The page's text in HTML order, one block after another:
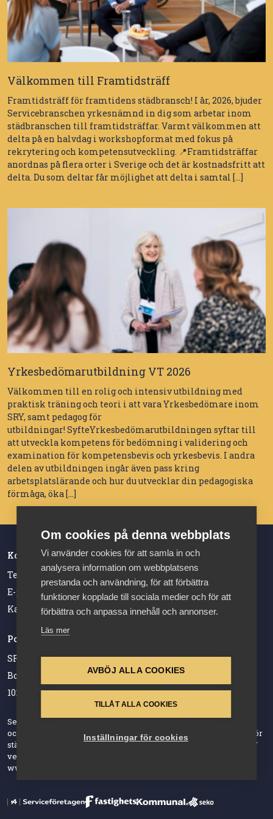
Välkommen till Framtidsträff
Framtidsträff för framtidens städbransch! I år, 2026, bjuder
Servicebranschen yrkesnämnd in dig som arbetar inom
städbranschen till framtidsträffar. Varmt välkommen att
delta på en halvdag i workshopformat med fokus på
rekrytering och kompetensutveckling. 📍Framtidsträffar
anordnas på flera orter i Sverige och det är kostnadsfritt att
delta. Du som deltar får möjlighet att delta i samtal […]
Yrkesbedömarutbildning VT 2026
Välkommen till en rolig och intensiv utbildning med
praktisk träning och teori i att vara Yrkesbedömare inom
SRY, samt pedagog för
utbildningar! SyfteYrkesbedömarutbildningen syftar till
att utveckla kompetens för bedömning i validering och
examination för kompetensbevis och yrkesbevis. I andra
delen av utbildningen ingår även pass kring
arbetsplatslärande och hur du utvecklar din pedagogiska
förmåga, öka […]
Kontakt
Telefonnummer: 08-762 60 20
E-post: sry@almega.se
Kansliet har öppet vardagar 09.00-12.00
Postadress
SRY Almega Serviceföretagen
Box 55545
102 04 Stockholm
Servicebranschens Yrkesnämnd – SRY, arbetar med att utveckla
och tillhandahålla utbildningsmaterial och valideringsmöjlighet för
städyrket. SRY styrs av arbetsmarknadensparter och företag.SRY
verksamheten tillämpar Almegas Dataskyddspolicy
www.almega.se/dataskyddspolicy
Om cookies på denna webbplats
Vi använder cookies för att samla in och
analysera information om webbplatsens
prestanda och användning, för att förbättra
funktioner kopplade till sociala medier och för att
förbättra och anpassa innehåll och annonser.
Läs mer
AVBÖJ ALLA COOKIES
TILLÅT ALLA COOKIES
Inställningar för cookies